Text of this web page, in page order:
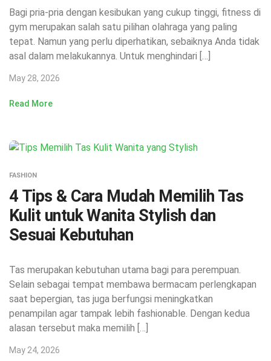
Bagi pria-pria dengan kesibukan yang cukup tinggi, fitness di
gym merupakan salah satu pilihan olahraga yang paling
tepat. Namun yang perlu diperhatikan, sebaiknya Anda tidak
asal dalam melakukannya. Untuk menghindari […]
May 28, 2026
Read More
FASHION
4 Tips & Cara Mudah Memilih Tas
Kulit untuk Wanita Stylish dan
Sesuai Kebutuhan
Tas merupakan kebutuhan utama bagi para perempuan.
Selain sebagai tempat membawa bermacam perlengkapan
saat bepergian, tas juga berfungsi meningkatkan
penampilan agar tampak lebih fashionable. Dengan kedua
alasan tersebut maka memilih […]
May 24, 2026